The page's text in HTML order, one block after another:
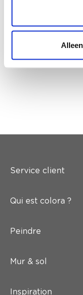
l'éclairage
Obtenez
Service client
Qui est colora ?
Peindre
Mur & sol
Inspiration